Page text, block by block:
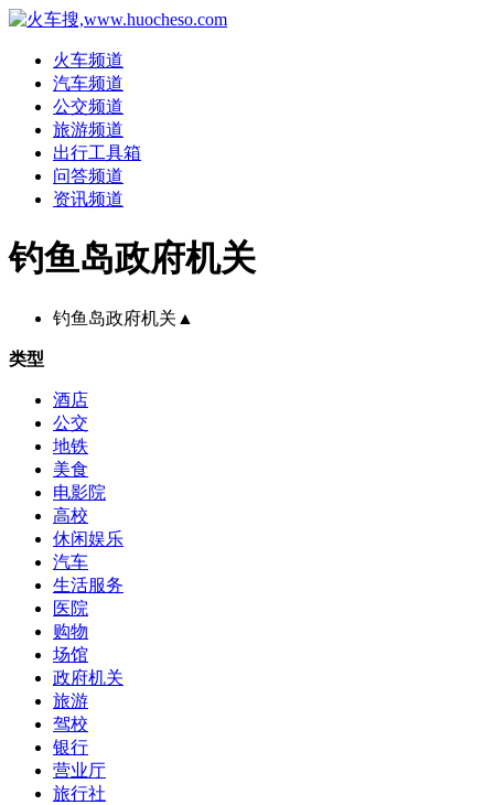
火车频道
汽车频道
公交频道
旅游频道
出行工具箱
问答频道
资讯频道
钓鱼岛政府机关
钓鱼岛政府机关 ▲
类型
酒店
公交
地铁
美食
电影院
高校
休闲娱乐
汽车
生活服务
医院
购物
场馆
政府机关
旅游
驾校
银行
营业厅
旅行社